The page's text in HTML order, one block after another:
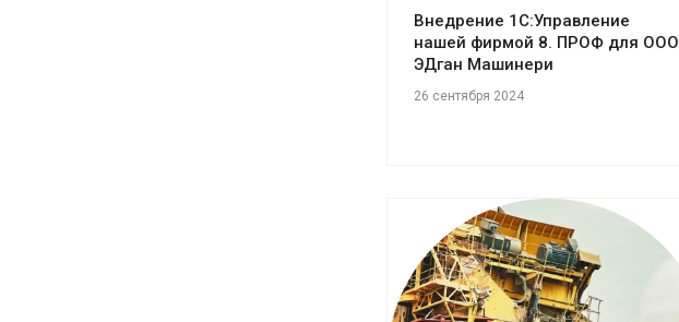
Внедрение 1С:Управление
нашей фирмой 8. ПРОФ для ООО
ЭДган Машинери
26 сентября 2024